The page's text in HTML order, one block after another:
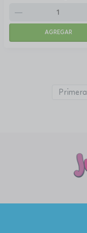
remove
AGREGAR
Primera